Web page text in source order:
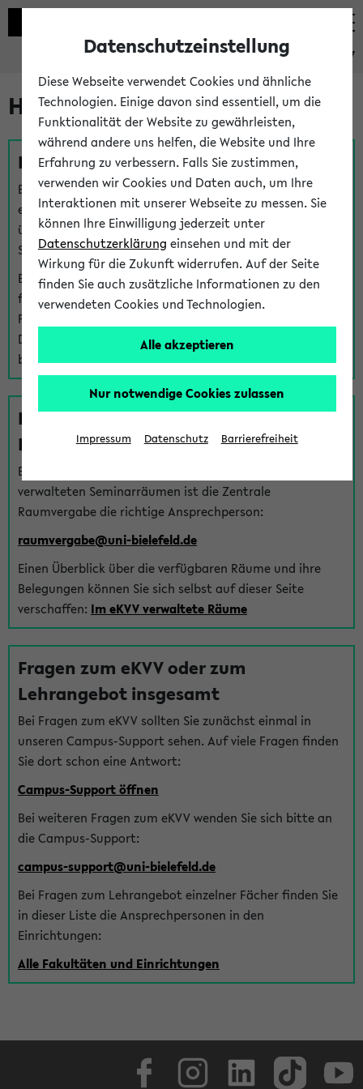
eKVV
Hilfe & Kontakt
Fragen zu einzelnen Veranstaltungen
Bei inhaltlichen und organisatorischen Fragen zu
einzelnen Veranstaltungen finden Sie Ansprechpersonen
über denFragen-Link bei jeder Veranstaltung. Der BIS
Support kann hier meist keine direkte Hilfe leisten.
Bei Veranstaltungen mit eKVV Teilnahmemanagement
finden Sie eine Auskunft über die Personen, die Ihre
Platzzuteilung im eKVV eingetragen haben, auf der
Detailseite zum Teilnahmemanagement der
betreffenden Veranstaltung.
Fragen zu im eKVV verwalteten
Räumen
Bei Fragen zur Vergabe von Hörsälen und vom eKVV
verwalteten Seminarräumen ist die Zentrale
Raumvergabe die richtige Ansprechperson:
raumvergabe@uni-bielefeld.de
Einen Überblick über die verfügbaren Räume und ihre
Belegungen können Sie sich selbst auf dieser Seite
verschaffen: Im eKVV verwaltete Räume
Fragen zum eKVV oder zum
Lehrangebot insgesamt
Bei Fragen zum eKVV sollten Sie zunächst einmal in
unseren Campus-Support sehen. Auf viele Fragen finden
Sie dort schon eine Antwort:
Campus-Support öffnen
Bei weiteren Fragen zum eKVV wenden Sie sich bitte an
die Campus-Support:
campus-support@uni-bielefeld.de
Bei Fragen zum Lehrangebot einzelner Fächer finden Sie
in dieser Liste die Ansprechpersonen in den
Einrichtungen:
Alle Fakultäten und Einrichtungen
Datenschutzeinstellung
Diese Webseite verwendet Cookies und ähnliche
Technologien. Einige davon sind essentiell, um die
Funktionalität der Website zu gewährleisten,
während andere uns helfen, die Website und Ihre
Erfahrung zu verbessern. Falls Sie zustimmen,
verwenden wir Cookies und Daten auch, um Ihre
Interaktionen mit unserer Webseite zu messen. Sie
können Ihre Einwilligung jederzeit unter
Datenschutzerklärung einsehen und mit der
Wirkung für die Zukunft widerrufen. Auf der Seite
finden Sie auch zusätzliche Informationen zu den
verwendeten Cookies und Technologien.
Alle akzeptieren
Nur notwendige Cookies zulassen
Impressum Datenschutz Barrierefreiheit